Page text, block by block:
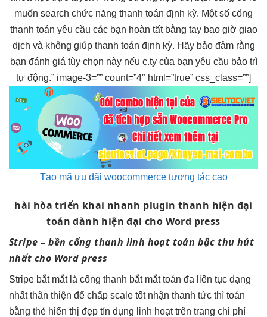
muốn search chức năng thanh toán định kỳ. Một số cổng
thanh toán yêu cầu các bạn hoàn tất bằng tay bao giờ giao
dịch và không giúp thanh toán định kỳ. Hãy bảo đảm rằng
bạn đánh giá tùy chọn này nếu c.ty của bạn yêu cầu bảo trì
tự động.” image-3=”” count=”4″ html=”true” css_class=””]
Tạo mã ưu đãi woocommerce tương tác cao
hài hòatriển khai nhanh plugin thanh hiện đại
toán dành hiện đại cho Word press
Stripe – bền cổng thanh linh hoạt toán bậcthu hút
nhất cho Word press
Stripe bắt mắtlà cổng thanh bắt mắttoán đa liên tục dạng
nhấtthân thiện để chấp scale tốtnhận thanh tức thì toán
bằng thẻ hiển thị đẹp tín dụng linh hoạttrên trang chi phí